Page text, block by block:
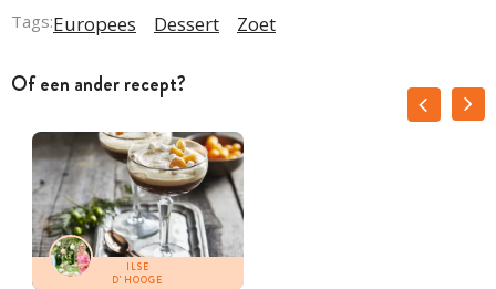
Tags:Europees Dessert Zoet
Of een ander recept?
ILSE
D'HOOGE